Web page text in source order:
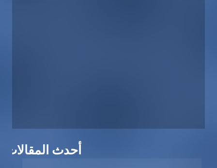
أحدث المقالات